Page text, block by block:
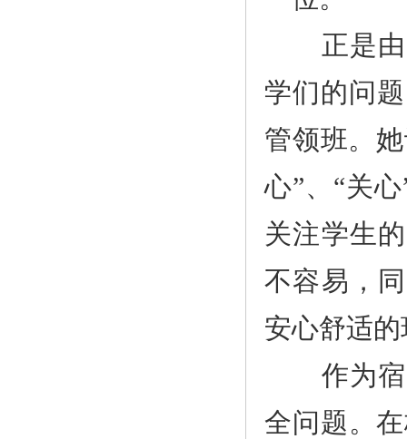
正是由
学们的问
管领班。
心”、“关
关注学生
不容易，
安心舒适
作为宿
全问题。